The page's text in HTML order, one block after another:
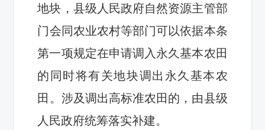
地块，县级人民政府自然资源主管部
门会同农业农村等部门可以依据本条
第一项规定在申请调入永久基本农田
的同时将有关地块调出永久基本农
田 。 涉及调出高标准农田的，由县级
人民政府统筹落实补建。